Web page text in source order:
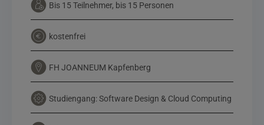
Bis 15 Teilnehmer, bis 15 Personen
kostenfrei
FH JOANNEUM Kapfenberg
Studiengang: Software Design & Cloud Computing